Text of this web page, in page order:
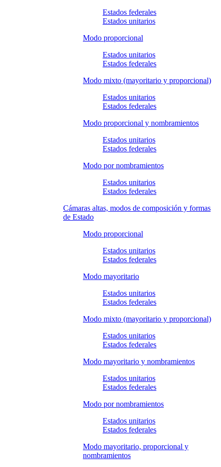
Estados federales
Estados unitarios
Modo proporcional
Estados unitarios
Estados federales
Modo mixto (mayoritario y proporcional)
Estados unitarios
Estados federales
Modo proporcional y nombramientos
Estados unitarios
Estados federales
Modo por nombramientos
Estados unitarios
Estados federales
Cámaras altas, modos de composición y formas
de Estado
Modo proporcional
Estados unitarios
Estados federales
Modo mayoritario
Estados unitarios
Estados federales
Modo mixto (mayoritario y proporcional)
Estados unitarios
Estados federales
Modo mayoritario y nombramientos
Estados unitarios
Estados federales
Modo por nombramientos
Estados unitarios
Estados federales
Modo mayoritario, proporcional y
nombramientos